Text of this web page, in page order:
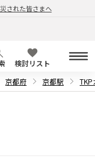
された皆さまへ
検討リスト
京都府 京都駅